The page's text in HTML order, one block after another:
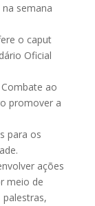
semana
o caput
Oficial
ao
promover a
para os
ações
meio de